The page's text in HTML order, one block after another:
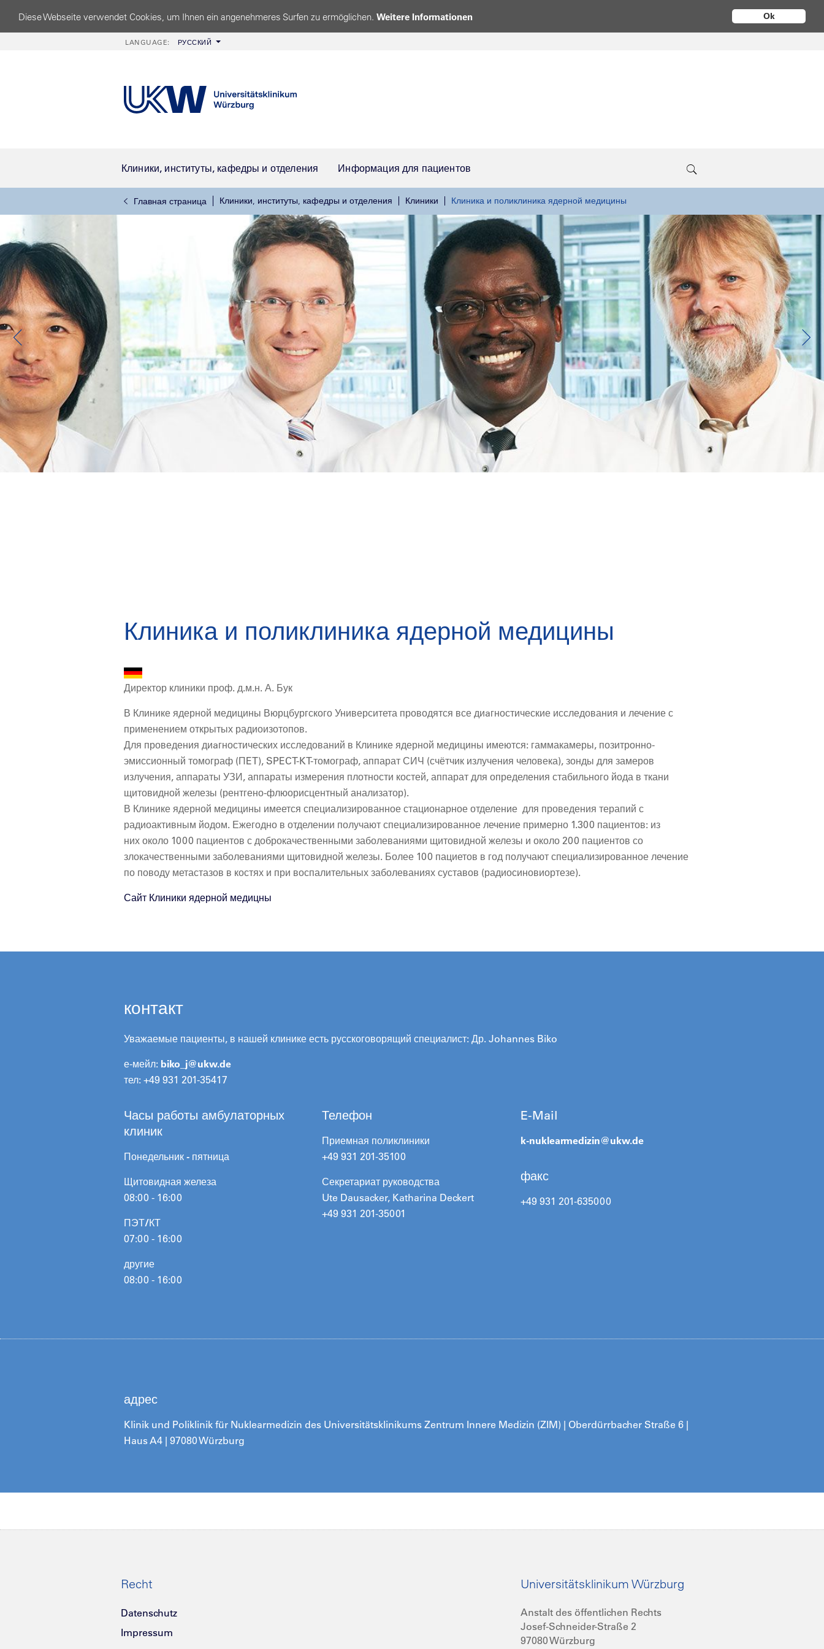
Ok
Diese Webseite verwendet Cookies, um Ihnen ein angenehmeres Surfen zu ermöglichen. Weitere Informationen
LANGUAGE: РУССКИЙ
Клиники, институты, кафедры и отделения Информация для пациентов
Главная страница Клиники, институты, кафедры и отделения Клиники Клиника и поликлиника ядерной медицины
Клиника и поликлиника ядерной медицины
Директор клиники проф. д.м.н. А. Бук
В Клинике ядерной медицины Вюрцбургского Университета проводятся все диaгностические исследования и лечение с
применением открытых радиоизотопов.
Для проведения диaгностических исследований в Клинике ядерной медицины имеются: гаммакамеры, позитронно-
эмиссионный томограф (ПET), SPECT-KT-томограф, аппарат СИЧ (счётчик излучения человека), зонды для замеров
излучения, аппараты УЗИ, аппараты измерения плотности костей, аппарат для определения стабильного йода в ткани
щитовидной железы (рентгено-флюорисцентный анализатор).
В Клинике ядерной медицины имеется специализированное стационарное отделение для проведения терапий с
радиоактивным йодом. Ежегодно в отделении получают специализированное лечение примерно 1.300 пациентов: из
них около 1000 пациентов с доброкачественными заболеваниями щитовидной железы и около 200 пациентов со
злокачественными заболеваниями щитовидной железы. Более 100 пациетов в год получают специализированное лечение
по поводу метастазов в костях и при воспалительных заболеваниях суставов (радиосиновиортезе).
Сайт Клиники ядерной медицны
контакт
Уважаемые пациенты, в нашей клинике есть русскоговорящий специалист: Др. Johannes Biko
е-мейл: biko_j@ukw.de
тел: +49 931 201-35417
Часы работы амбулаторных
клиник
Понедельник - пятница
Щитовидная железа
08:00 - 16:00
ПЭТ/КТ
07:00 - 16:00
другие
08:00 - 16:00
Телефон
Приемная поликлиники
+49 931 201-35100
Секретариат руководства
Ute Dausacker, Katharina Deckert
+49 931 201-35001
E-Mail
k-nuklearmedizin@ukw.de
факс
+49 931 201-635000
адрес
Klinik und Poliklinik für Nuklearmedizin des Universitätsklinikums Zentrum Innere Medizin (ZIM) | Oberdürrbacher Straße 6 |
Haus A4 | 97080 Würzburg
Recht
Datenschutz
Impressum
Universitätsklinikum Würzburg
Anstalt des öffentlichen Rechts
Josef-Schneider-Straße 2
97080 Würzburg